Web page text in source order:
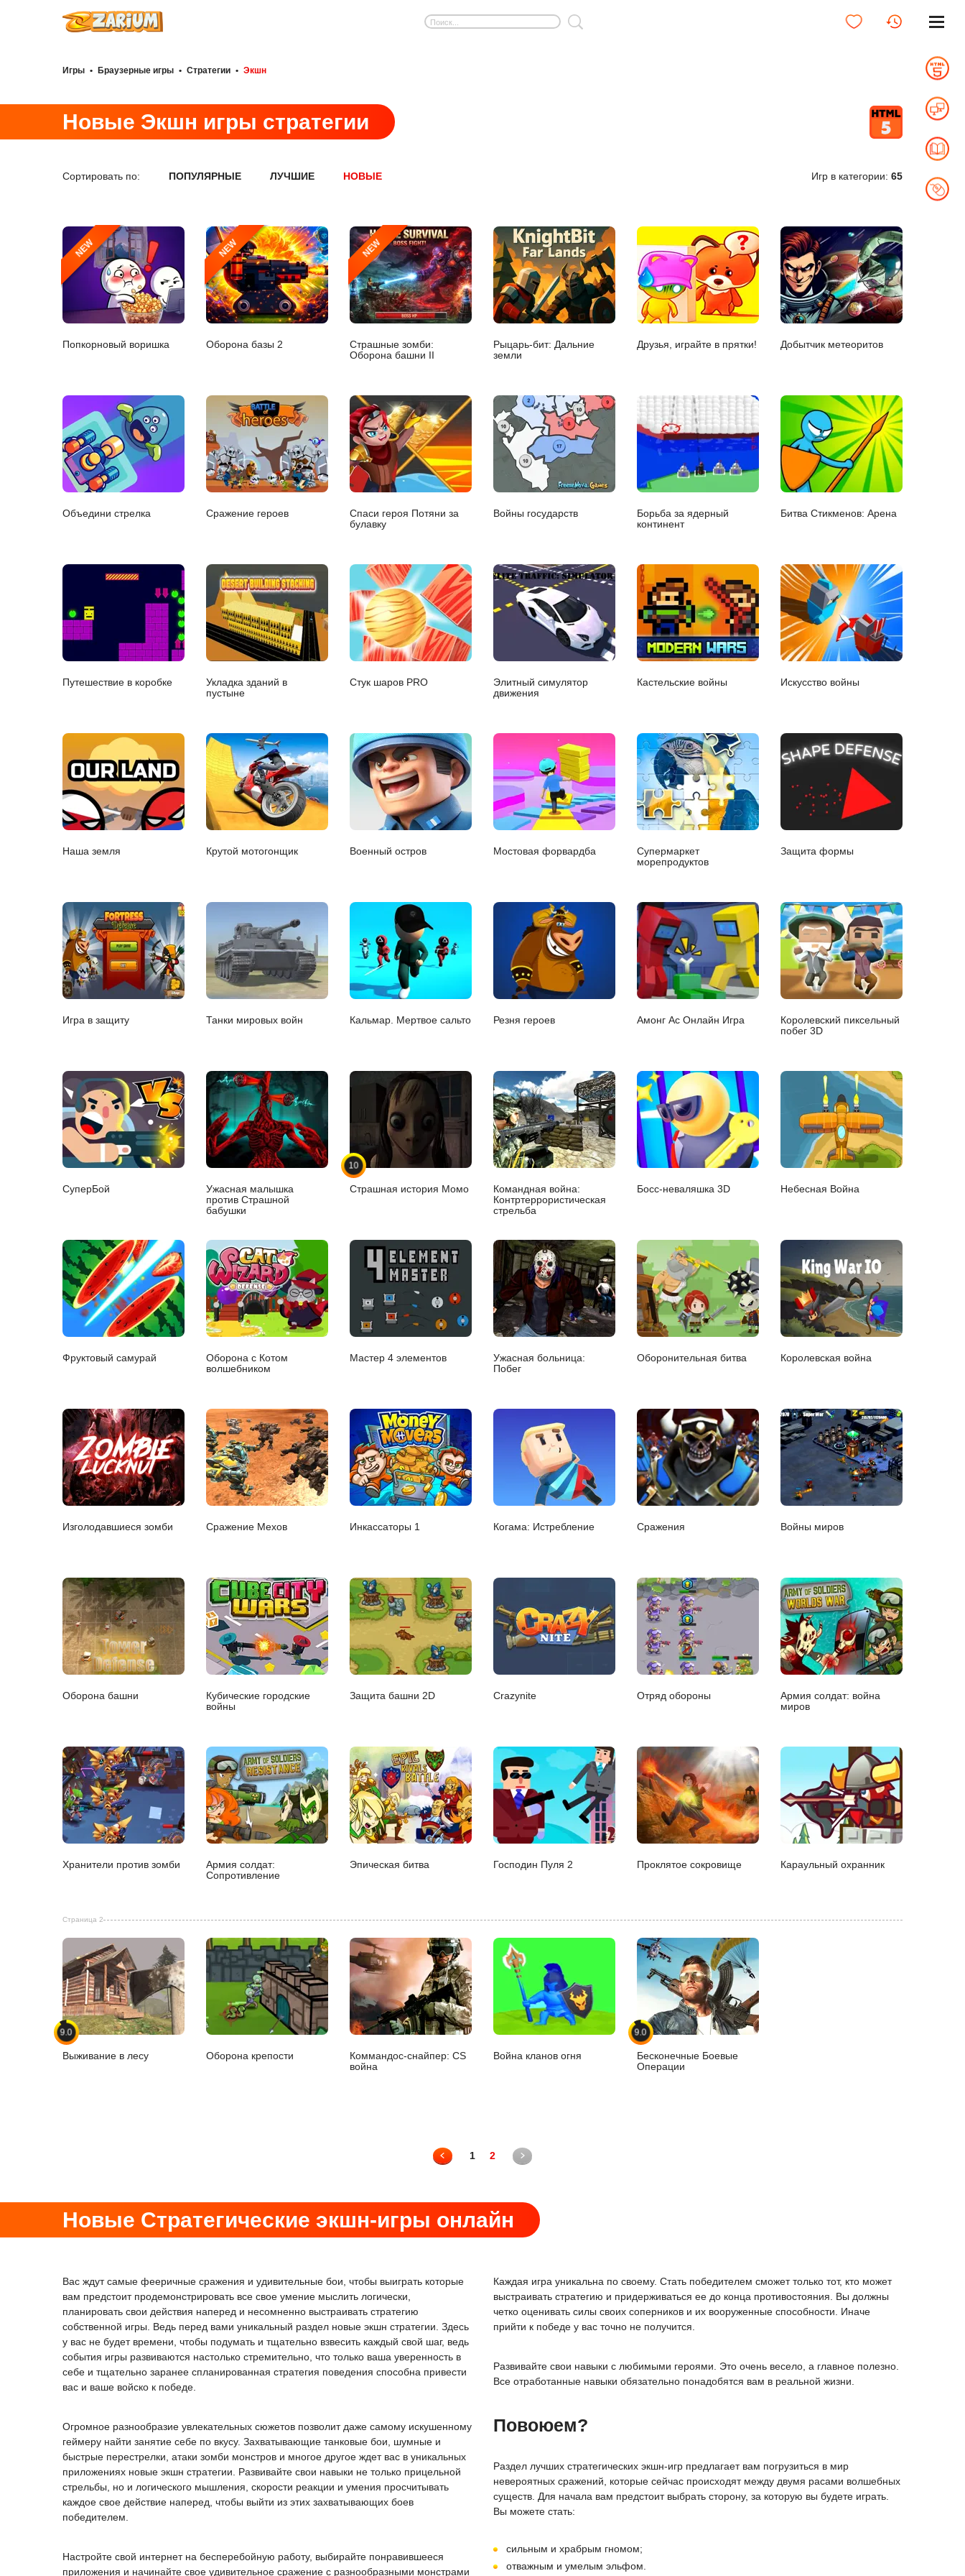
Игры • Браузерные игры • Стратегии • Экшн
Новые Экшн игры стратегии
Сортировать по: ПОПУЛЯРНЫЕ ЛУЧШИЕ НОВЫЕ Игр в категории: 65
NEW
Попкорновый воришка
NEW
Оборона базы 2
NEW
Страшные зомби:
Оборона башни II
Рыцарь-бит: Дальние
земли
Друзья, играйте в прятки! Добытчик метеоритов
Объедини стрелка Сражение героев
Спаси героя Потяни за
булавку
Войны государств
Борьба за ядерный
континент
Битва Стикменов: Арена
Путешествие в коробке
Укладка зданий в
пустыне
Стук шаров PRO
Элитный симулятор
движения
Кастельские войны Искусство войны
Наша земля Крутой мотогонщик Военный остров Мостовая форвардба
Супермаркет
морепродуктов
Защита формы
Игра в защиту Танки мировых войн Кальмар. Мертвое сальто Резня героев Амонг Ас Онлайн Игра
Королевский пиксельный
побег 3D
СуперБой
Ужасная малышка
против Страшной
бабушки
10
Страшная история Момо
Командная война:
Контртеррористическая
стрельба
Босс-неваляшка 3D Небесная Война
Фруктовый самурай
Оборона с Котом
волшебником
Мастер 4 элементов
Ужасная больница:
Побег
Оборонительная битва Королевская война
Изголодавшиеся зомби Сражение Мехов Инкассаторы 1 Когама: Истребление Сражения Войны миров
Оборона башни
Кубические городские
войны
Защита башни 2D Crazynite Отряд обороны
Армия солдат: война
миров
Хранители против зомби
Армия солдат:
Сопротивление
Эпическая битва Господин Пуля 2 Проклятое сокровище Караульный охранник
Страница 2
9.0
Выживание в лесу Оборона крепости
Коммандос-снайпер: CS
война
Война кланов огня
9.0
Бесконечные Боевые
Операции
1 2
Новые Стратегические экшн-игры онлайн
Вас ждут самые фееричные сражения и удивительные бои, чтобы выиграть которые
вам предстоит продемонстрировать все свое умение мыслить логически,
планировать свои действия наперед и несомненно выстраивать стратегию
собственной игры. Ведь перед вами уникальный раздел новые экшн стратегии. Здесь
у вас не будет времени, чтобы подумать и тщательно взвесить каждый свой шаг, ведь
события игры развиваются настолько стремительно, что только ваша уверенность в
себе и тщательно заранее спланированная стратегия поведения способна привести
вас и ваше войско к победе.
Огромное разнообразие увлекательных сюжетов позволит даже самому искушенному
геймеру найти занятие себе по вкусу. Захватывающие танковые бои, шумные и
быстрые перестрелки, атаки зомби монстров и многое другое ждет вас в уникальных
приложениях новые экшн стратегии. Развивайте свои навыки не только прицельной
стрельбы, но и логического мышления, скорости реакции и умения просчитывать
каждое свое действие наперед, чтобы выйти из этих захватывающих боев
победителем.
Настройте свой интернет на бесперебойную работу, выбирайте понравившееся
приложения и начинайте свое удивительное сражение с разнообразными монстрами
Каждая игра уникальна по своему. Стать победителем сможет только тот, кто может
выстраивать стратегию и придерживаться ее до конца противостояния. Вы должны
четко оценивать силы своих соперников и их вооруженные способности. Иначе
прийти к победе у вас точно не получится.
Развивайте свои навыки с любимыми героями. Это очень весело, а главное полезно.
Все отработанные навыки обязательно понадобятся вам в реальной жизни.
Повоюем?
Раздел лучших стратегических экшн-игр предлагает вам погрузиться в мир
невероятных сражений, которые сейчас происходят между двумя расами волшебных
существ. Для начала вам предстоит выбрать сторону, за которую вы будете играть.
Вы можете стать:
сильным и храбрым гномом;
отважным и умелым эльфом.